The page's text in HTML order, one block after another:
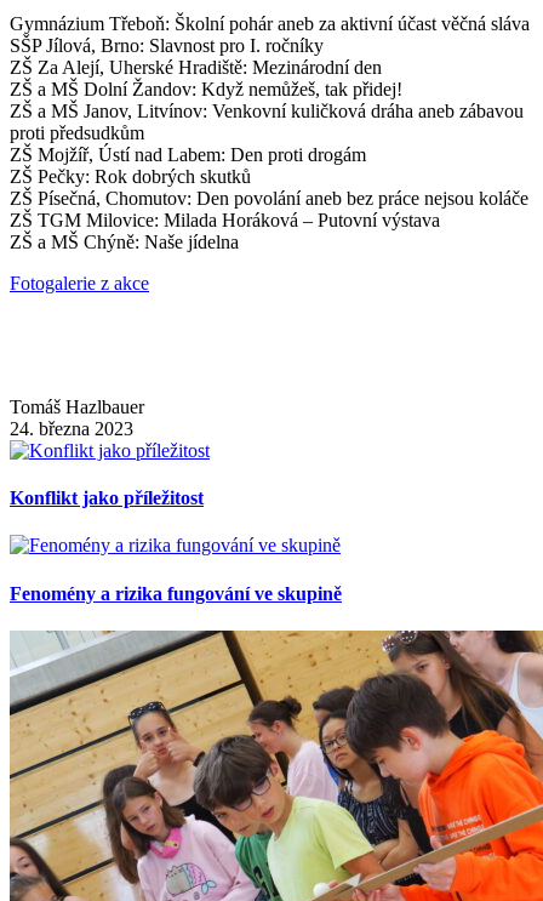
Gymnázium Třeboň: Školní pohár aneb za aktivní účast věčná sláva
SŠP Jílová, Brno: Slavnost pro I. ročníky
ZŠ Za Alejí, Uherské Hradiště: Mezinárodní den
ZŠ a MŠ Dolní Žandov: Když nemůžeš, tak přidej!
ZŠ a MŠ Janov, Litvínov: Venkovní kuličková dráha aneb zábavou
proti předsudkům
ZŠ Mojžíř, Ústí nad Labem: Den proti drogám
ZŠ Pečky: Rok dobrých skutků
ZŠ Písečná, Chomutov: Den povolání aneb bez práce nejsou koláče
ZŠ TGM Milovice: Milada Horáková – Putovní výstava
ZŠ a MŠ Chýně: Naše jídelna
Fotogalerie z akce
Tomáš Hazlbauer
24. března 2023
Konflikt jako příležitost
Fenomény a rizika fungování ve skupině